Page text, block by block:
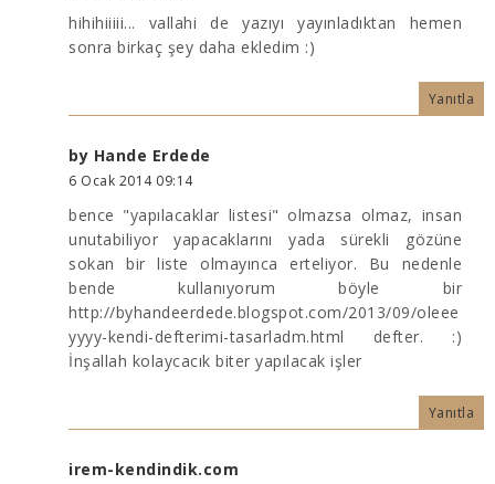
hihihiiiii... vallahi de yazıyı yayınladıktan hemen
sonra birkaç şey daha ekledim :)
Yanıtla
by Hande Erdede
6 Ocak 2014 09:14
bence "yapılacaklar listesi" olmazsa olmaz, insan
unutabiliyor yapacaklarını yada sürekli gözüne
sokan bir liste olmayınca erteliyor. Bu nedenle
bende kullanıyorum böyle bir
http://byhandeerdede.blogspot.com/2013/09/oleee
yyyy-kendi-defterimi-tasarladm.html defter. :)
İnşallah kolaycacık biter yapılacak işler
Yanıtla
irem-kendindik.com